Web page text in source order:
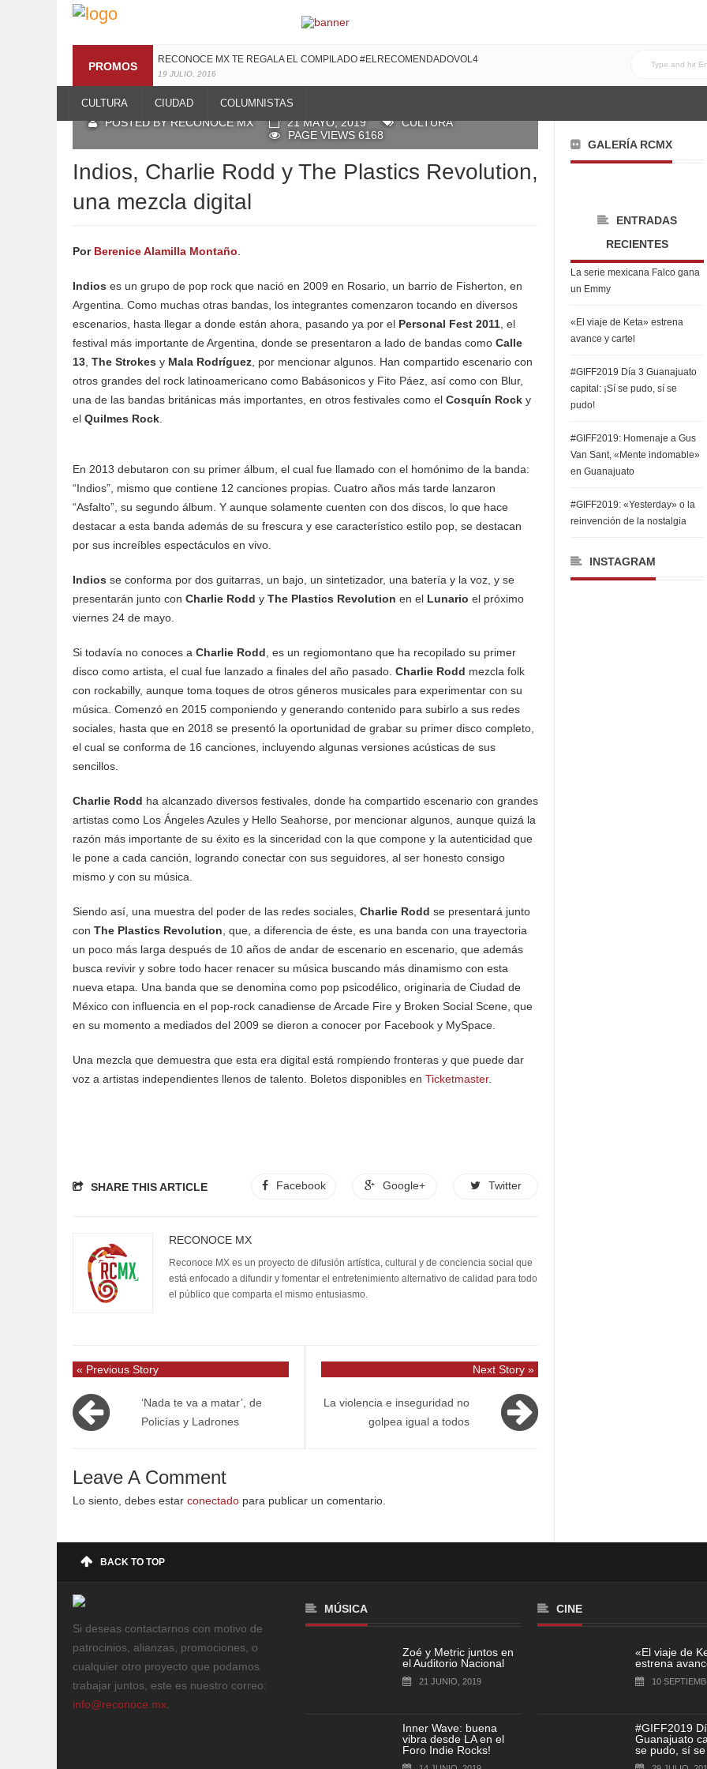
PROMOS
RECONOCE MX TE REGALA EL COMPILADO #ELRECOMENDADOVOL4
19 JULIO, 2016
CULTURA CIUDAD COLUMNISTAS
POSTED BY RECONOCE MX 21 MAYO, 2019
CULTURA
PAGE VIEWS 6168
Indios, Charlie Rodd y The Plastics Revolution,
una mezcla digital
Por Berenice Alamilla Montaño
Indios es un grupo de pop rock que nació en 2009 en Rosario, un barrio de Fisherton, en
Argentina. Como muchas otras bandas, los integrantes comenzaron tocando en diversos
escenarios, hasta llegar a donde están ahora, pasando ya por el Personal Fest 2011 , el
festival más importante de Argentina, donde se presentaron a lado de bandas como Calle
13 The Strokes y Mala Rodríguez , por mencionar algunos. Han compartido escenario con
otros grandes del rock latinoamericano como Babásonicos y Fito Páez, así como con Blur,
una de las bandas británicas más importantes, en otros festivales como el Cosquín Rock y
el Quilmes Rock
En 2013 debutaron con su primer álbum, el cual fue llamado con el homónimo de la banda:
“Indios”, mismo que contiene 12 canciones propias. Cuatro años más tarde lanzaron
“Asfalto”, su segundo álbum. Y aunque solamente cuenten con dos discos, lo que hace
destacar a esta banda además de su frescura y ese característico estilo pop, se destacan
por sus increíbles espectáculos en vivo.
Indios se conforma por dos guitarras, un bajo, un sintetizador, una batería y la voz, y se
presentarán junto con Charlie Rodd y The Plastics Revolution en el Lunario el próximo
viernes 24 de mayo.
Si todavía no conoces a Charlie Rodd , es un regiomontano que ha recopilado su primer
disco como artista, el cual fue lanzado a finales del año pasado. Charlie Rodd mezcla folk
con rockabilly, aunque toma toques de otros géneros musicales para experimentar con su
música. Comenzó en 2015 componiendo y generando contenido para subirlo a sus redes
sociales, hasta que en 2018 se presentó la oportunidad de grabar su primer disco completo,
el cual se conforma de 16 canciones, incluyendo algunas versiones acústicas de sus
sencillos.
Charlie Rodd ha alcanzado diversos festivales, donde ha compartido escenario con grandes
artistas como Los Ángeles Azules y Hello Seahorse, por mencionar algunos, aunque quizá la
razón más importante de su éxito es la sinceridad con la que compone y la autenticidad que
le pone a cada canción, logrando conectar con sus seguidores, al ser honesto consigo
mismo y con su música.
Siendo así, una muestra del poder de las redes sociales, Charlie Rodd se presentará junto
con The Plastics Revolution , que, a diferencia de éste, es una banda con una trayectoria
un poco más larga después de 10 años de andar de escenario en escenario, que además
busca revivir y sobre todo hacer renacer su música buscando más dinamismo con esta
nueva etapa. Una banda que se denomina como pop psicodélico, originaria de Ciudad de
México con influencia en el pop-rock canadiense de Arcade Fire y Broken Social Scene, que
en su momento a mediados del 2009 se dieron a conocer por Facebook y MySpace.
Una mezcla que demuestra que esta era digital está rompiendo fronteras y que puede dar
voz a artistas independientes llenos de talento. Boletos disponibles en Ticketmaster.
SHARE THIS ARTICLE Facebook Google+ Twitter
RECONOCE MX
Reconoce MX es un proyecto de difusión artística, cultural y de conciencia social que
está enfocado a difundir y fomentar el entretenimiento alternativo de calidad para todo
el público que comparta el mismo entusiasmo.
« Previous Story
‘Nada te va a matar’, de
Policías y Ladrones
Next Story »
La violencia e inseguridad no
golpea igual a todos
Leave A Comment
Lo siento, debes estar conectado para publicar un comentario.
GALERÍA RCMX
ENTRADAS
RECIENTES
La serie mexicana Falco gana
un Emmy
«El viaje de Keta» estrena
avance y cartel
#GIFF2019 Día 3 Guanajuato
capital: ¡Sí se pudo, sí se
pudo!
#GIFF2019: Homenaje a Gus
Van Sant, «Mente indomable»
en Guanajuato
#GIFF2019: «Yesterday» o la
reinvención de la nostalgia
INSTAGRAM
BACK TO TOP
Si deseas contactarnos con motivo de
patrocinios, alianzas, promociones, o
cualquier otro proyecto que podamos
trabajar juntos, este es nuestro correo:
info@reconoce.mx
MÚSICA
Zoé y Metric juntos en
el Auditorio Nacional
21 JUNIO, 2019
Inner Wave: buena
vibra desde LA en el
Foro Indie Rocks!
CINE
«El viaje de
estrena
10
#GIFF2019
Guanajuato
se pudo, sí